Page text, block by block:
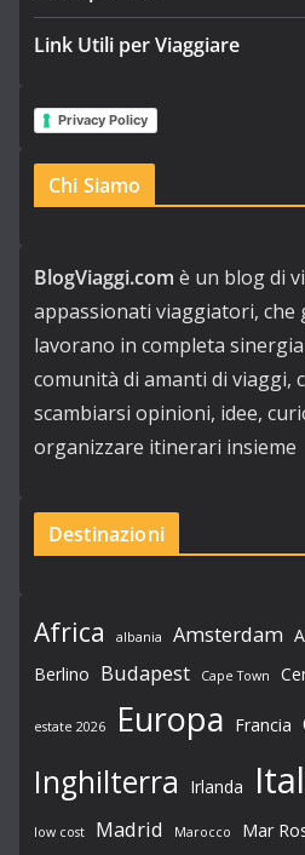
Link Utili per Viaggiare
Privacy Policy
Chi Siamo
BlogViaggi.com è un blog di
appassionati viaggiatori,
lavorano in completa
comunità di amanti di viaggi,
scambiarsi opinioni, idee,
organizzare itinerari insieme
Destinazioni
Africa albania Amsterdam
Berlino Budapest Cape Town
estate 2026 Europa Francia
Inghilterra Irlanda
low cost Madrid Marocco Mar